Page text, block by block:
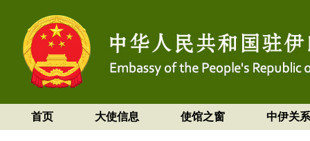
首页 大使信息 使馆之窗 中伊关系